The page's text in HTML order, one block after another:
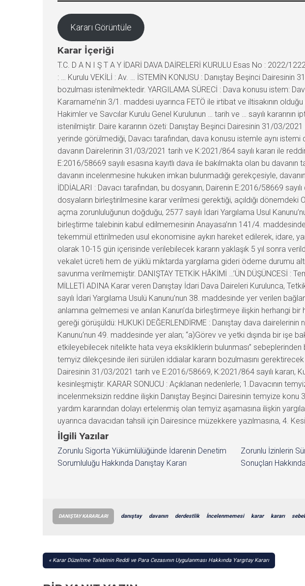
Kararı Görüntüle
Karar İçeriği
T.C. D A N I Ş T A Y İDARİ DAVA DAİRELERİ KURULU Esas No : 2022/
: … Kurulu VEKİLİ : Av. … İSTEMİN KONUSU : Danıştay Beşinci
bozulması istenilmektedir. YARGILAMA SÜRECİ : Dava konusu istem:
Kararname’nin 3/1. maddesi uyarınca FETÖ ile irtibat ve iltisakının
Hakimler ve Savcılar Kurulu Genel Kurulunun … tarih ve … sayılı
istenilmiştir. Daire kararının özeti: Danıştay Beşinci Dairesinin 31/03/
yerinde görülmediği, Davacı tarafından, dava konusu istemle aynı istemi
davanın Dairelerinin 31/03/2021 tarih ve K:2021/864 sayılı kararı ile
E:2016/58669 sayılı esasına kayıtlı dava ile bakılmakta olan bu
davanın incelenmesine hukuken imkan bulunmadığı gerekçesiyle,
İDDİALARI : Davacı tarafından, bu dosyanın, Dairenin E:2016/58669
dosyaların birleştirilmesine karar verilmesi gerektiği, açıldığı dönemdeki
açma zorunluluğunun doğduğu, 2577 sayılı İdari Yargılama Usul
birleştirme talebinin kabul edilmemesinin Anayasa’nın 141/4.
tekemmül ettirilmeden usul ekonomisine aykırı hareket edilerek, idare,
olarak 10-15 gün içerisinde verilebilecek kararın yaklaşık 5 yıl sonra
vekalet ücreti hem de yüklü miktarda yargılama gideri ödeme durumu
savunma verilmemiştir. DANIŞTAY TETKİK HÂKİMİ …’ÜN DÜŞÜNCESİ :
MİLLETİ ADINA Karar veren Danıştay İdari Dava Daireleri Kurulunca,
sayılı İdari Yargılama Usulü Kanunu’nun 38. maddesinde yer verilen
anlamına gelmemesi ve anılan Kanun’da birleştirmeye ilişkin herhangi
gereği görüşüldü: HUKUKİ DEĞERLENDİRME : Danıştay dava
Kanunu’nun 49. maddesinde yer alan; “a)Görev ve yetki dışında bir işe
etkileyebilecek nitelikte hata veya eksikliklerin bulunması”
temyiz dilekçesinde ileri sürülen iddialar kararın bozulmasını
Dairesinin 31/03/2021 tarih ve E:2016/58669, K:2021/864 sayılı kararı,
kesinleşmiştir. KARAR SONUCU : Açıklanan nedenlerle; 1.Davacının
incelenmeksizin reddine ilişkin Danıştay Beşinci Dairesinin temyize konu
yardım kararından dolayı ertelenmiş olan temyiz aşamasına ilişkin
uyarınca davacıdan tahsili için Dairesince müzekkere yazılmasına, 4.
İlgili Yazılar
Zorunlu Sigorta Yükümlülüğünde İdarenin Denetim
Sorumluluğu Hakkında Danıştay Kararı
Zorunlu İzinlerin
Sonuçları
DANIŞTAY KARARLARI danıştay davanın derdestlik İncelenmemesi karar kararı
YAZI
Karar Düzeltme Talebinin Reddi ve Para Cezasının Uygulanması Hakkında Yargıtay Kararı